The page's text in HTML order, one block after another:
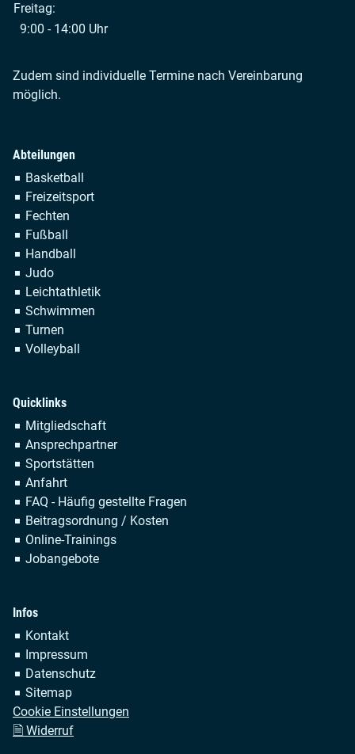
Freitag:
9:00 - 14:00 Uhr
Zudem sind individuelle Termine nach Vereinbarung
möglich.
Abteilungen
Navigation
überspringen
Basketball
Freizeitsport
Fechten
Fußball
Handball
Judo
Leichtathletik
Schwimmen
Turnen
Volleyball
Quicklinks
Navigation
überspringen
Mitgliedschaft
Ansprechpartner
Sportstätten
Anfahrt
FAQ - Häufig gestellte Fragen
Beitragsordnung / Kosten
Online-Trainings
Jobangebote
Infos
Navigation
überspringen
Kontakt
Impressum
Datenschutz
Sitemap
Cookie Einstellungen
🗎 Widerruf